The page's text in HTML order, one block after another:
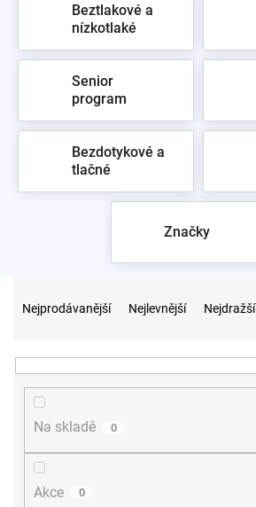
Beztlakové a
nízkotlaké
Senior
program
Bezdotykové a
tlačné
Značky
n
Nejprodávanější Nejlevnější Nejdražší
Na skladě 0
Akce 0